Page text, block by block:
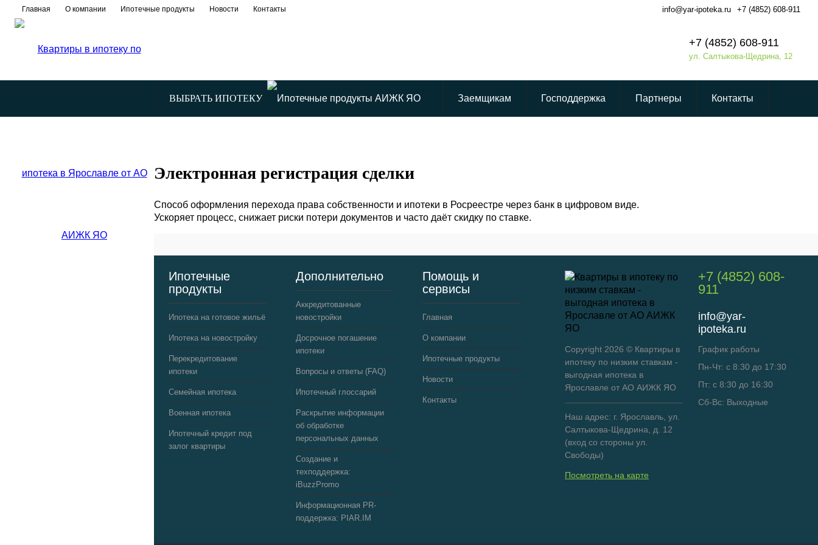
Главная О компании Ипотечные продукты Новости Контакты info@yar-ipoteka.ru +7 (4852) 608-911
+7 (4852) 608-911
ул. Салтыкова-Щедрина, 12
ВЫБРАТЬ ИПОТЕКУ Заемщикам Господдержка Партнеры Контакты
Электронная регистрация сделки
Способ оформления перехода права собственности и ипотеки в Росреестре через банк в цифровом виде.
Ускоряет процесс, снижает риски потери документов и часто даёт скидку по ставке.
Ипотечные
продукты
Ипотека на готовое жильё
Ипотека на новостройку
Перекредитование
ипотеки
Семейная ипотека
Военная ипотека
Ипотечный кредит под
залог квартиры
Дополнительно
Аккредитованные
новостройки
Досрочное погашение
ипотеки
Вопросы и ответы (FAQ)
Ипотечный глоссарий
Раскрытие информации
об обработке
персональных данных
Создание и
техподдержка:
iBuzzPromo
Информационная PR-
поддержка: PIAR.IM
Помощь и
сервисы
Главная
О компании
Ипотечные продукты
Новости
Контакты
Copyright 2026 © Квартиры в
ипотеку по низким ставкам -
выгодная ипотека в
Ярославле от АО АИЖК ЯО
Наш адрес: г. Ярославль, ул.
Салтыкова-Щедрина, д. 12
(вход со стороны ул.
Свободы)
Посмотреть на карте
+7 (4852) 608-
911
info@yar-
ipoteka.ru
График работы
Пн-Чт: с 8:30 до 17:30
Пт: с 8:30 до 16:30
Сб-Вс: Выходные